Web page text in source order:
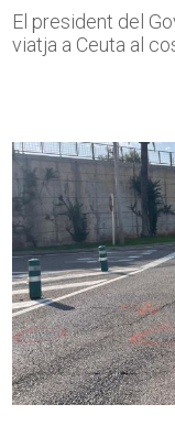
El president del
viatja a Ceuta al